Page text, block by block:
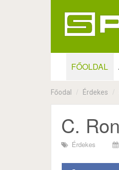
FŐOLDAL
Főodal Érdekes
C.
Érdekes